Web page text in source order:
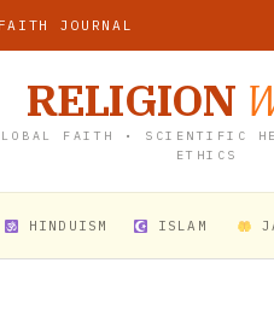
JOURNAL
RELIGION
FAITH • SCIENTIFIC
ETHICS
HINDUISM ISLAM